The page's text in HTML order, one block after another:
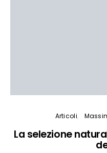
Articoli
La selezione